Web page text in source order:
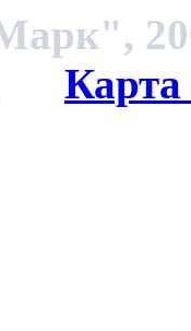
Карта